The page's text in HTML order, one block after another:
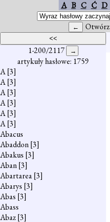
A B C Ć D
Otwórz
1-200/2117
artykuły hasłowe: 1759
A[3]
A[3]
A[3]
A[3]
A[3]
A[3]
Abacus
Abaddon[3]
Abakus [3]
Aban[3]
Abartarea[3]
Abarys [3]
Abas [3]
Abass
Abaz[3]